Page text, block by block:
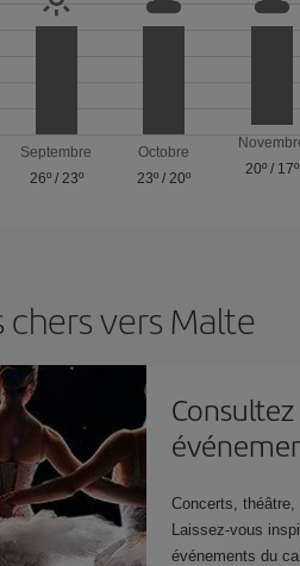
Septembre
26º/ 23º
Octobre
23º / 20º
20º/ 17º
vers Malte
Concerts,
Laissez-vous
événements du